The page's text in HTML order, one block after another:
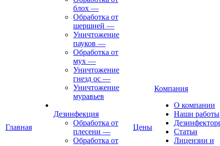
Главная
блох —
Обработка от
шершней —
Уничтожение
пауков —
Обработка от
мух —
Уничтожение
гнезд ос —
Уничтожение
муравьев
Дезинфекция
Обработка от
плесени —
Обработка от
Цены
Компания
О компании
Наши работы
Статьи
Лицензии и